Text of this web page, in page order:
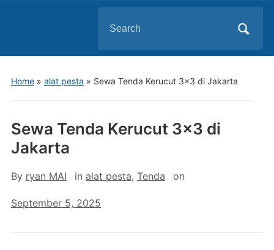
for:
Home» alat pesta » Sewa Tenda Kerucut 3×3 di Jakarta
Sewa Tenda Kerucut 3×3 di
Jakarta
By ryan MAI in alat pesta, Tenda on
September 5, 2025